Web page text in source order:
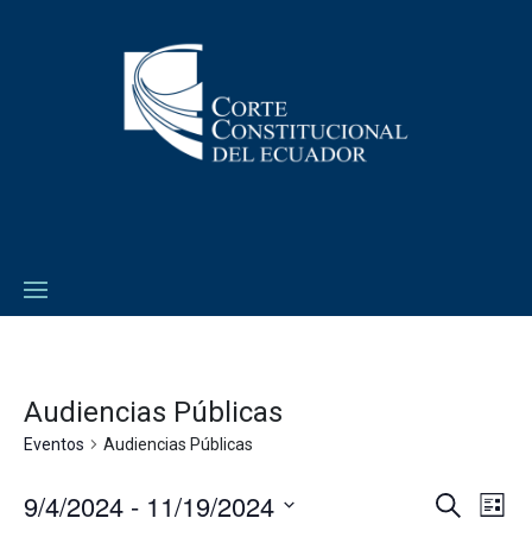
Audiencias Públicas
Eventos Audiencias Públicas
Buscar
Lista
9/4/2024 - 11/19/2024